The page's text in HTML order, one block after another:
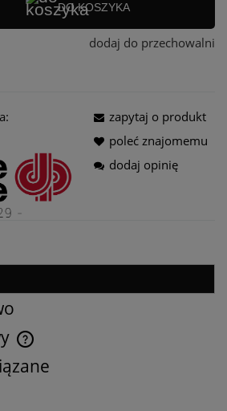
DO KOSZYKA
dodaj do przechowalni
zapytaj o produkt
poleć znajomemu
dodaj opinię
kosztów płatności